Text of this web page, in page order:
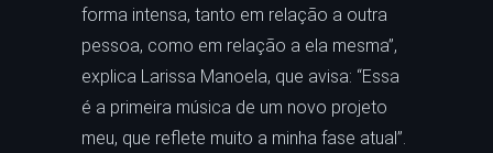
forma intensa, tanto em relação a outra
pessoa, como em relação a ela mesma”,
explica Larissa Manoela, que avisa: “Essa
é a primeira música de um novo projeto
meu, que reflete muito a minha fase atual”.